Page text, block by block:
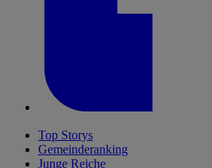
Top Storys
Gemeinderanking
Junge Reiche